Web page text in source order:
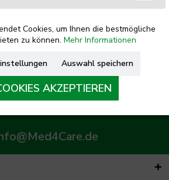
gesondert per E-Mail
SIE GERNE
0461 - 5749 85 54
Cookies, um Ihnen die bestmögliche
zu können. Mehr Informationen
Auswahl speichern
AKZEPTIEREN